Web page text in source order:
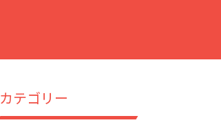
カテゴリー